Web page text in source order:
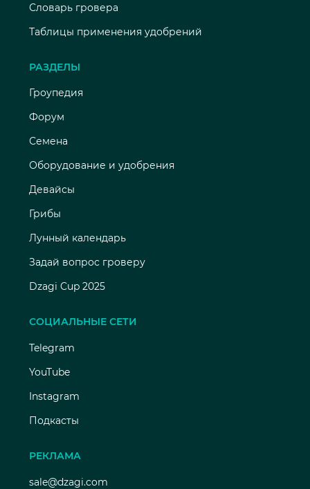
Словарь гровера
Таблицы применения удобрений
РАЗДЕЛЫ
Гроупедия
Форум
Семена
Оборудование и удобрения
Девайсы
Грибы
Лунный календарь
Задай вопрос гроверу
Dzagi Cup 2025
СОЦИАЛЬНЫЕ СЕТИ
Telegram
YouTube
Instagram
Подкасты
РЕКЛАМА
sale@dzagi.com